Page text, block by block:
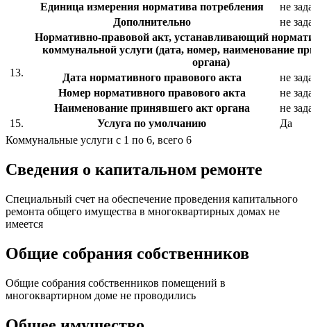
Единица измерения норматива потребления
не
Дополнительно
не
13.
Нормативно-правовой акт, устанавливающий
коммунальной услуги (дата, номер, наименование
органа)
Дата нормативного правового акта
не
Номер нормативного правового акта
не
Наименование принявшего акт органа
не
15.
Услуга по умолчанию
Да
Коммунальные услуги с 1 по 6, всего 6
Сведения о капитальном ремонте
Специальный счет на обеспечение проведения капитального
ремонта общего имущества в многоквартирных домах не
имеется
Общие собрания собственников
Общие собрания собственников помещений в
многоквартирном доме не проводились